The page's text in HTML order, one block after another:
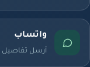
واتساب
أرسل